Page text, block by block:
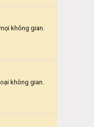
không gian.
không gian.